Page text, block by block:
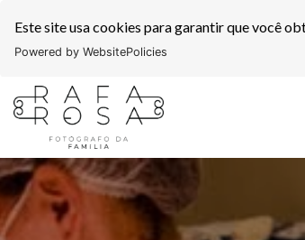
Este site usa cookies para garantir que você
Powered by WebsitePolicies